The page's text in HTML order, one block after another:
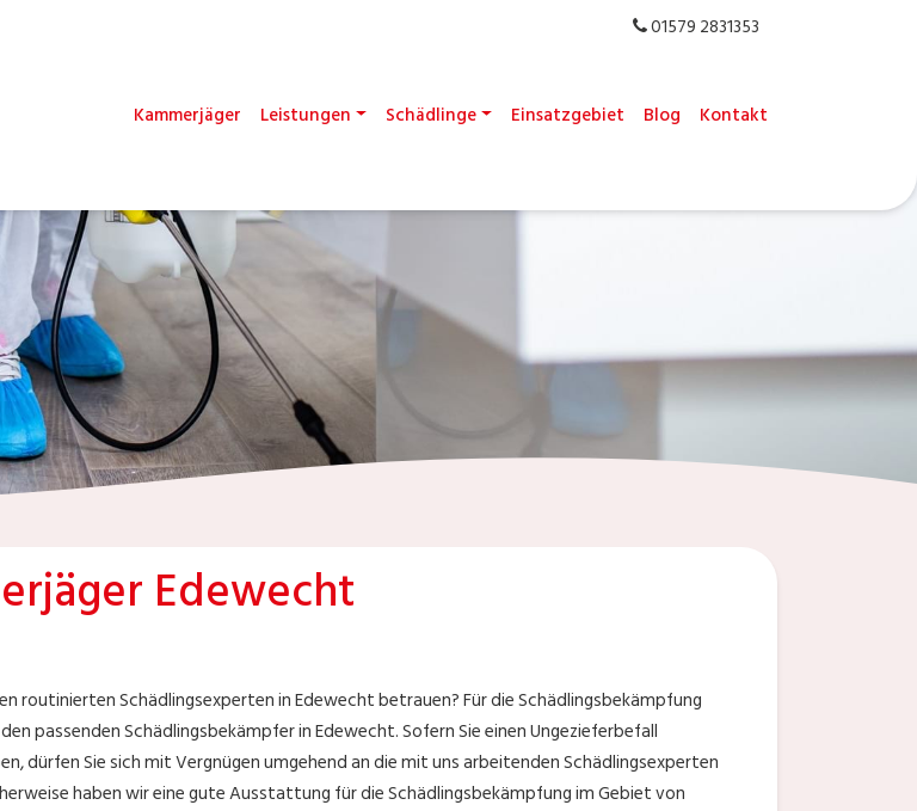
01579 2831353
Kammerjäger Leistungen Schädlinge Einsatzgebiet Blog Kontakt
Edewecht
routinierten Schädlingsexperten in Edewecht betrauen? Für die Schädlingsbekämpfung
passenden Schädlingsbekämpfer in Edewecht. Sofern Sie einen Ungezieferbefall
dürfen Sie sich mit Vergnügen umgehend an die mit uns arbeitenden Schädlingsexperten
haben wir eine gute Ausstattung für die Schädlingsbekämpfung im Gebiet von